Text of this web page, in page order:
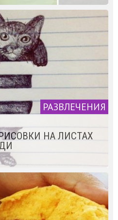
РАЗВЛЕЧЕНИЯ
НА ЛИСТАХ